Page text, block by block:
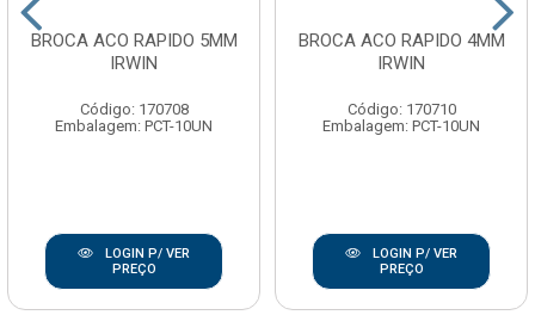
BROCA ACO RAPIDO 5MM
IRWIN
Código: 170708
Embalagem: PCT-10UN
LOGIN P/ VER
PREÇO
BROCA ACO RAPIDO 4MM
IRWIN
Código: 170710
Embalagem: PCT-10UN
LOGIN P/ VER
PREÇO